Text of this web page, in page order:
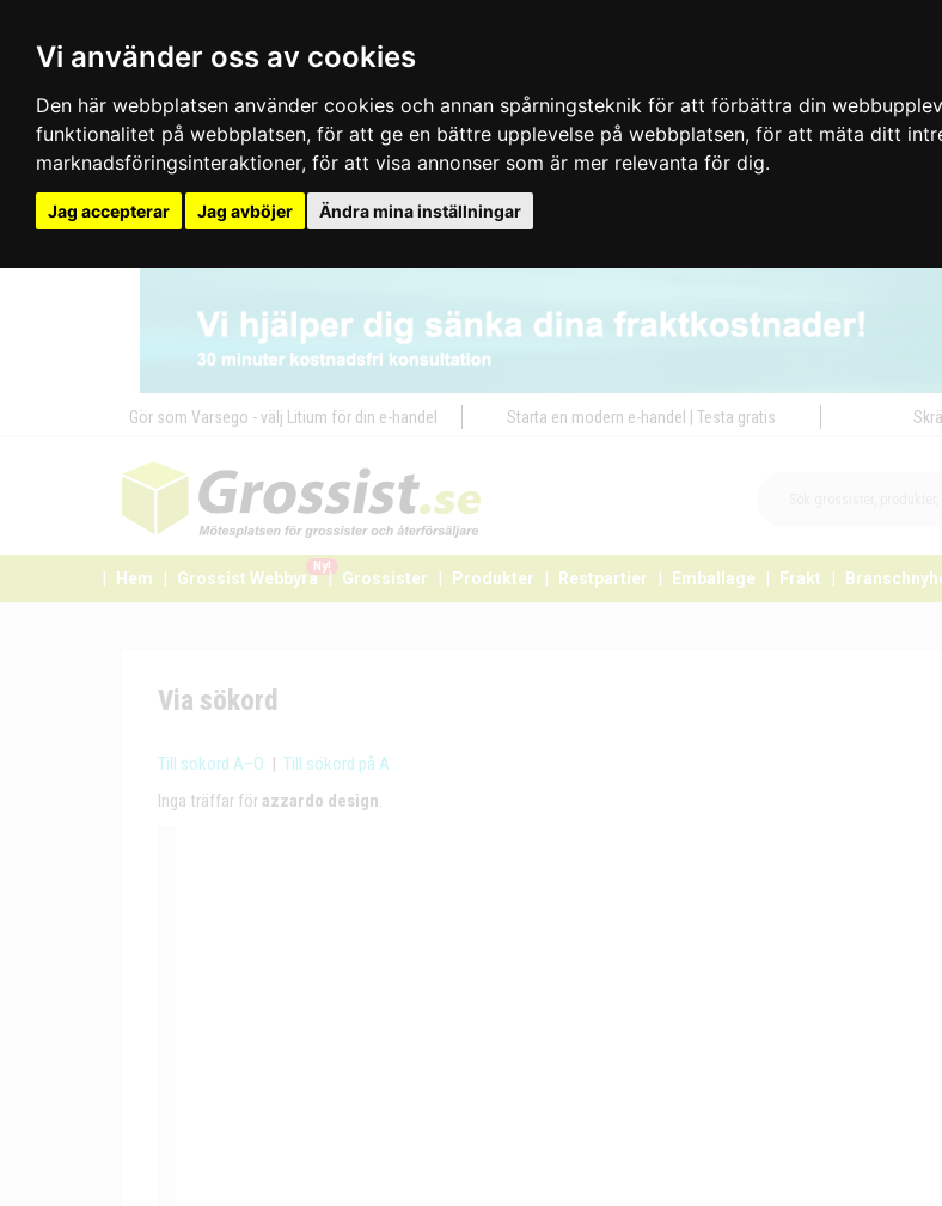
Vi använder oss av cookies
Den här webbplatsen använder cookies och annan spårningsteknik för att förbättra din
funktionalitet på webbplatsen, för att ge en bättre upplevelse på webbplatsen, för att mäta ditt
marknadsföringsinteraktioner, för att visa annonser som är mer relevanta för dig.
Jag accepterar Jag avböjer Ändra mina inställningar
Gör som Varsego - välj Litium för din e-handel Starta en modern e-handel | Testa gratis
Hem Grossist Webbyrå
Ny!
Grossister Produkter Restpartier Emballage Frakt
Via sökord
Till sökord A–Ö | Till sökord på A
Inga träffar för azzardo design.